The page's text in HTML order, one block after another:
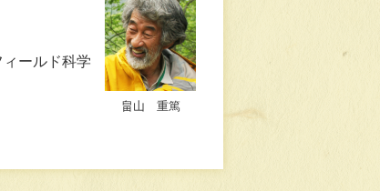
ールド科学
畠山 重篤